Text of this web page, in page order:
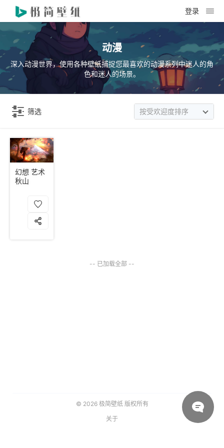
登录
动漫
深入动漫世界，使用各种壁纸捕捉您最喜欢的动漫系列中迷人的角
色和迷人的场景。
筛选 按受欢迎度排序
幻想 艺术
秋山
-- 已加载全部 --
© 2026 极简壁纸版权所有
关于